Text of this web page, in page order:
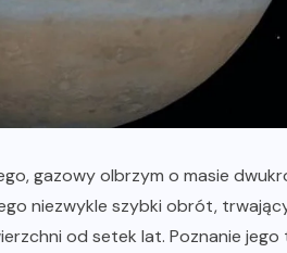
gazowy olbrzym o masie
niezwykle szybki obrót,
od setek lat. Poznanie